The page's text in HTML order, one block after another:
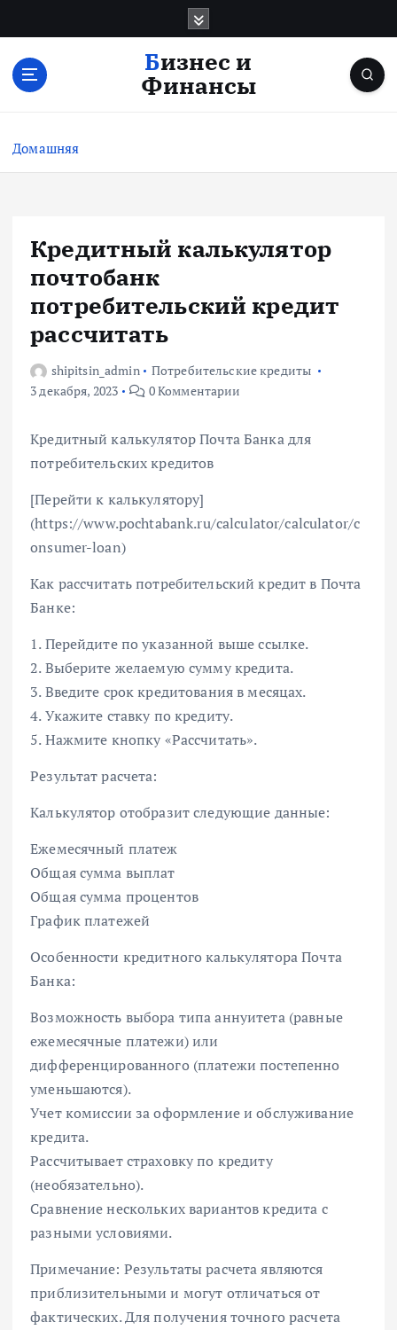
с
Бизнес и
Финансы
Домашняя
Кредитный калькулятор
почтобанк
потребительский кредит
рассчитать
shipitsin_admin
Потребительские кредиты
3 декабря, 2023
0 Комментарии
Кредитный калькулятор Почта Банка для
потребительских кредитов
[Перейти к калькулятору]
(https://www.pochtabank.ru/calculator/calculator/c
onsumer-loan)
Как рассчитать потребительский кредит в Почта
Банке:
1. Перейдите по указанной выше ссылке.
2. Выберите желаемую сумму кредита.
3. Введите срок кредитования в месяцах.
4. Укажите ставку по кредиту.
5. Нажмите кнопку «Рассчитать».
Результат расчета:
Калькулятор отобразит следующие данные:
Ежемесячный платеж
Общая сумма выплат
Общая сумма процентов
График платежей
Особенности кредитного калькулятора Почта
Банка:
Возможность выбора типа аннуитета (равные
ежемесячные платежи) или
дифференцированного (платежи постепенно
уменьшаются).
Учет комиссии за оформление и обслуживание
кредита.
Рассчитывает страховку по кредиту
(необязательно).
Сравнение нескольких вариантов кредита с
разными условиями.
Примечание: Результаты расчета являются
приблизительными и могут отличаться от
фактических. Для получения точного расчета